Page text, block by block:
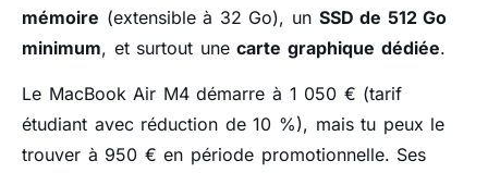
mémoire (extensible à 32 Go), un SSD de 512 Go
minimum, et surtout unecarte graphique dédiée.
Le MacBook Air M4 démarre à 1 050 € (tarif
étudiant avec réduction de 10 %), mais tu peux le
trouver à 950 € en période promotionnelle. Ses